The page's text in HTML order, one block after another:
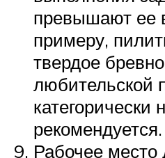
превышают ее
примеру,
твердое
любительской
категорически
рекомендуется.
Рабочее